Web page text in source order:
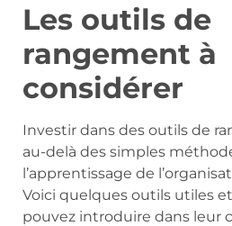
Les outils de
rangement à
considérer
Investir dans des outils de
au-delà des simples
l’apprentissage de
Voici quelques outils utiles
pouvez introduire dans leur